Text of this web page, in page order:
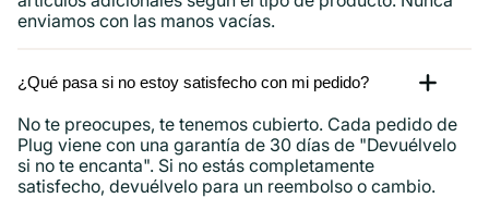
enviamos con las manos vacías.
¿Qué pasa si no estoy satisfecho con mi pedido?
No te preocupes, te tenemos cubierto. Cada pedido de
Plug viene con una garantía de 30 días de "Devuélvelo
si no te encanta". Si no estás completamente
satisfecho, devuélvelo para un reembolso o cambio.